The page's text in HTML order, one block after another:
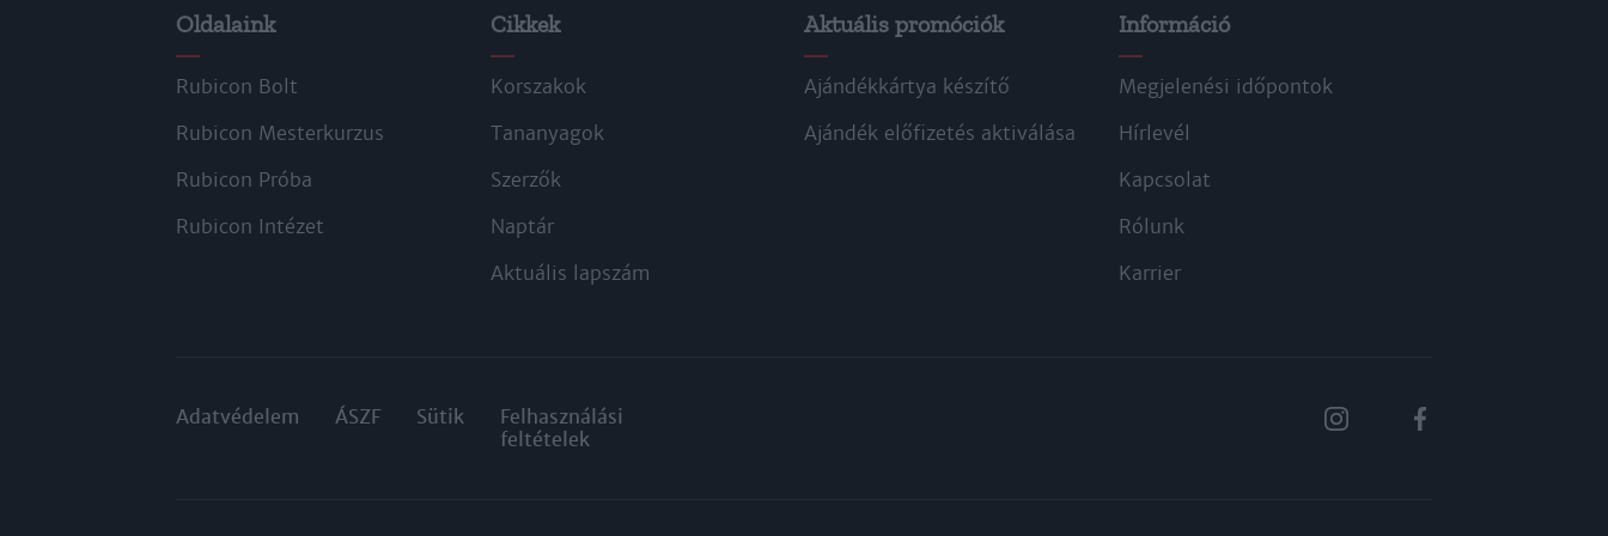
Oldalaink
Rubicon Bolt
Rubicon Mesterkurzus
Rubicon Próba
Rubicon Intézet
Cikkek
Korszakok
Tananyagok
Szerzők
Naptár
Aktuális lapszám
Aktuális promóciók
Ajándékkártya készítő
Ajándék előfizetés aktiválása
Információ
Megjelenési időpontok
Hírlevél
Kapcsolat
Rólunk
Karrier
Adatvédelem ÁSZF Sütik
Felhasználási
feltételek